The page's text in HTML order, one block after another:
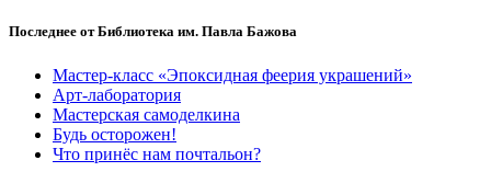
Последнее от Библиотека им. Павла Бажова
Мастер-класс «Эпоксидная феерия украшений»
Арт-лаборатория
Мастерская самоделкина
Будь осторожен!
Что принёс нам почтальон?